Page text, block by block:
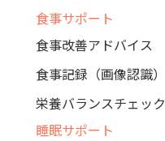
食事サポート
食事改善アドバイス
食事記録（画像認識）
栄養バランスチェック
睡眠サポート